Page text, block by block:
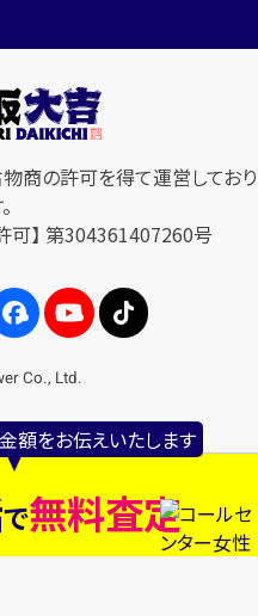
額をお伝えいたします
で無料査定
商の許可を得て運営しており
可】 第304361407260号
Co., Ltd.